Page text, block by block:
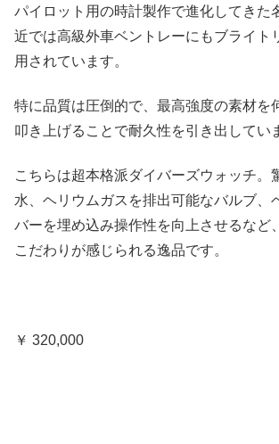
パイロット用の時計製作で進化してきた
近では高級外車ベントレーにもブライト
用されています。
特に品質は圧倒的で、最高強度の素材を
叩き上げることで耐久性を引き出してい
こちらは超本格派ダイバーズウォッチ。
水、ヘリウムガスを排出可能なバルブ、
バーを埋め込み操作性を向上させるなど
こだわりが感じられる逸品です。
￥ 320,000